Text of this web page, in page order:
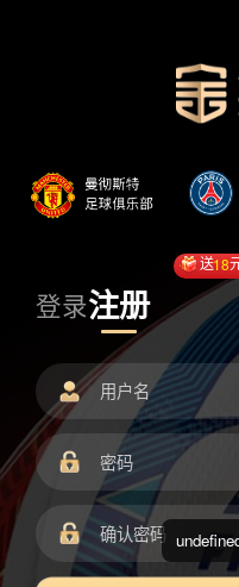
登录注册
送18